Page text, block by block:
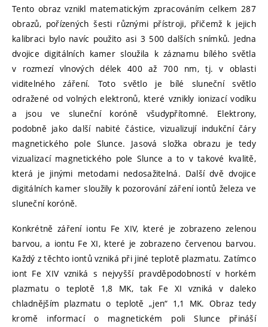
Tento obraz vznikl matematickým zpracováním celkem 287
obrazů, pořízených šesti různými přístroji, přičemž k jejich
kalibraci bylo navíc použito asi 3 500 dalších snímků. Jedna
dvojice digitálních kamer sloužila k záznamu bílého světla
v rozmezí vlnových délek 400 až 700 nm, tj. v oblasti
viditelného záření. Toto světlo je bílé sluneční světlo
odražené od volných elektronů, které vznikly ionizací vodíku
a jsou ve sluneční koróně všudypřítomné. Elektrony,
podobně jako další nabité částice, vizualizují indukční čáry
magnetického pole Slunce. Jasová složka obrazu je tedy
vizualizací magnetického pole Slunce a to v takové kvalitě,
která je jinými metodami nedosažitelná. Další dvě dvojice
digitálních kamer sloužily k pozorování záření iontů železa ve
sluneční koróně.
Konkrétně záření iontu Fe XIV, které je zobrazeno zelenou
barvou, a iontu Fe XI, které je zobrazeno červenou barvou.
Každý z těchto iontů vzniká při jiné teplotě plazmatu. Zatímco
iont Fe XIV vzniká s nejvyšší pravděpodobností v horkém
plazmatu o teplotě 1,8 MK, tak Fe XI vzniká v daleko
chladnějším plazmatu o teplotě „jen“ 1,1 MK. Obraz tedy
kromě informací o magnetickém poli Slunce přináší